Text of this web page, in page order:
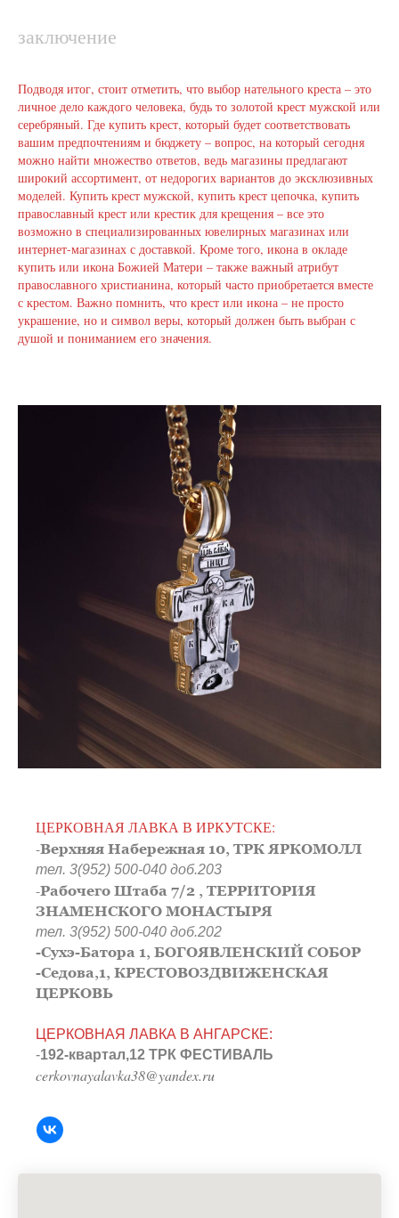
заключение
Подводя итог, стоит отметить, что выбор нательного креста – это
личное дело каждого человека, будь то золотой крест мужской или
серебряный. Где купить крест, который будет соответствовать
вашим предпочтениям и бюджету – вопрос, на который сегодня
можно найти множество ответов, ведь магазины предлагают
широкий ассортимент, от недорогих вариантов до эксклюзивных
моделей. Купить крест мужской, купить крест цепочка, купить
православный крест или крестик для крещения – все это
возможно в специализированных ювелирных магазинах или
интернет-магазинах с доставкой. Кроме того, икона в окладе
купить или икона Божией Матери – также важный атрибут
православного христианина, который часто приобретается вместе
с крестом. Важно помнить, что крест или икона – не просто
украшение, но и символ веры, который должен быть выбран с
душой и пониманием его значения.
ЦЕРКОВНАЯ ЛАВКА В ИРКУТСКЕ:
-Верхняя Набережная 10, ТРК ЯРКОМОЛЛ
тел. 3(952) 500-040 доб.203
-Рабочего Штаба 7/2 , ТЕРРИТОРИЯ
ЗНАМЕНСКОГО МОНАСТЫРЯ
тел. 3(952) 500-040 доб.202
-Сухэ-Батора 1, БОГОЯВЛЕНСКИЙ СОБОР
-Седова,1, КРЕСТОВОЗДВИЖЕНСКАЯ
ЦЕРКОВЬ
ЦЕРКОВНАЯ ЛАВКА В АНГАРСКЕ:
-192-квартал,12 ТРК ФЕСТИВАЛЬ
cerkovnayalavka38@yandex.ru